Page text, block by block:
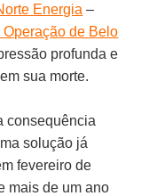
Energia –
Operação de Belo
profunda e
sua morte.
consequência
solução já
fevereiro de
mais de um ano